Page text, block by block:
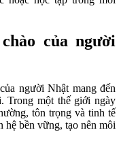
của người
người Nhật mang đến
Trong một thế giới ngày
tôn trọng và tinh tế
bền vững, tạo nên môi